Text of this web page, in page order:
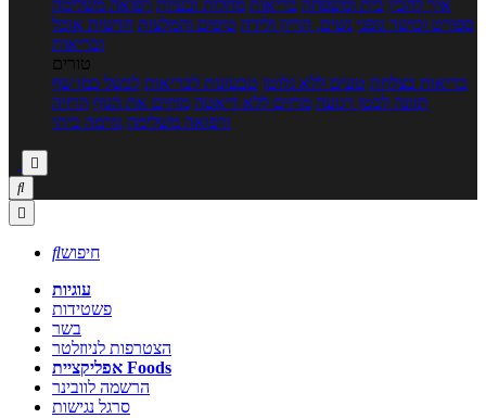
איך להכין בית ומשפחה בריאות מחלות ובעיות רפואה משלימה
ספורט וכושר גופני נשים, הריון ולידה טיפים והמלצות חדשות אוכל
ובריאות
טורים
בריאות בצלחת טעים ללא גלוטן טבעונות לבריאות לבשל כמו שף
תזונה לבטן רגועה מרזים ללא דיאטה מזיזים את הגוף הרזיה
ורפואה משלימה גורמה ביתי



חיפוש
עוגיות
פשטידות
בשר
הצטרפות לניוזלטר
אפליקציית Foods
הרשמה לוובינר
סרגל נגישות